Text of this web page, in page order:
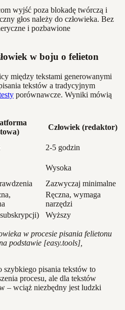
wyjść poza blokadę twórczą i
głos należy do człowieka. Bez
i pozbawione
w boju o felieton
między tekstami generowanymi
tekstów a tradycyjnym
porównawcze. Wyniki mówią
Człowiek (redaktor)
2-5 godzin
Wysoka
Zazwyczaj minimalne
Ręczna, wymaga
narzędzi
Wyższy
w procesie pisania felietonu
podstawie [easy.tools],
pisania tekstów to
procesu, ale dla tekstów
– wciąż niezbędny jest ludzki